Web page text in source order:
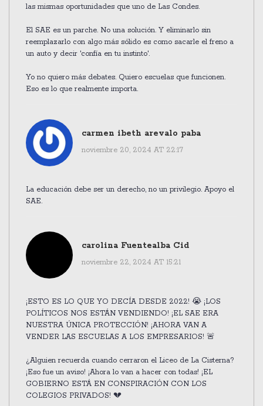
las mismas oportunidades que uno de Las Condes.
El SAE es un parche. No una solución. Y eliminarlo sin
reemplazarlo con algo más sólido es como sacarle el freno a
un auto y decir 'confía en tu instinto'.
Yo no quiero más debates. Quiero escuelas que funcionen.
Eso es lo que realmente importa.
carmen ibeth arevalo paba
noviembre 20, 2024 AT 22:17
La educación debe ser un derecho, no un privilegio. Apoyo el
SAE.
carolina Fuentealba Cid
noviembre 22, 2024 AT 15:21
¡ESTO ES LO QUE YO DECÍA DESDE 2022! 😭 ¡LOS
POLÍTICOS NOS ESTÁN VENDIENDO! ¡EL SAE ERA
NUESTRA ÚNICA PROTECCIÓN! ¡AHORA VAN A
VENDER LAS ESCUELAS A LOS EMPRESARIOS! 🚨
¿Alguien recuerda cuando cerraron el Liceo de La Cisterna?
¡Eso fue un aviso! ¡Ahora lo van a hacer con todas! ¡EL
GOBIERNO ESTÁ EN CONSPIRACIÓN CON LOS
COLEGIOS PRIVADOS! 💔